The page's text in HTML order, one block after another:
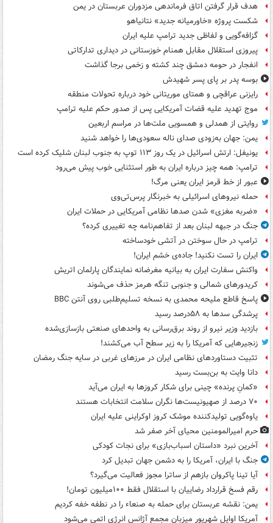
هدف قرار گرفتن اتاق‌ فرماندهی مزدوران عربستان در یمن
شکست پروژه «خاورمیانه جدید» نتانیاهو
گزافه‌گویی و لفاظی جدید ترامپ علیه ایران
پیروزی استقلال مقابل همنام خوزستانی در دیداری تدارکاتی
انفجار در حومه دمشق چند کشته و زخمی برجا گذاشت
بوسه‌ پدر بر پای پسر شهیدش
رایزنی عراقچی و همتای موریتانی خود درباره تحولات منطقه
موج تهدید علیه قضات آمریکایی پس از صدور حکم علیه ترامپ
روایتی از همدلی و همسویی ملت‌ها در مراسم اربعین
یمن: جهان به‌زودی صدای ناله سعودی‌ها را خواهد شنید
یونیفل: ارتش اسرائیل در یک روز ۱۱۳ توپ به جنوب لبنان شلیک کرده است
ترامپ: همه چیز درباره ایران به طور استثنایی خوب پیش می‌رود
عبور از خط قرمز ایران یعنی مرگ!
حمله نیروهای اسرائیلی به خبرنگار پرس‌تی‌وی
«ضربه مغزی» شدن صدها نظامی آمریکایی در حملات ایران
جنگ در جبهه لبنان بعد از تفاهم‌نامه چه تغییری کرده؟
ترامپ در حال سوختن در آتشی خودساخته
ایران را تست نکنید! جاده‌ی خشم ایران!
واکنش سفارت ایران به بیانیه مغرضانه نمایندگان پارلمان اتریش
کریدورهای شمالی و جنوبی تنگه هرمز حذف می‌شوند
پاسخ قاطع ملیحه محمدی به نسخه تسلیم‌طلبی روی آنتن BBC
پرشدگی سدها به ۵۸درصد رسید
بازدید وزیر نیرو از روند برق‌رسانی به واحدهای صنعتی بازسازی‌شده
زنجیرهایی که آمریکا را به زیر سطح آب می‌کشند!
تثبیت دستاوردهای نظامی ایران در مرزهای غربی در سایه جنگ رمضان
دانا وایت به بن‌بست رسید
«کمانِ پرنده» چینی برای شکار کروزها به ایران می‌آید
۷۰ درصد از صهیونیست‌ها نگران سلامت انتخابات هستند
یاوه‌گویی تولیدکننده موشک کروز اوکراینی علیه ایران
حرم امیرالمومنین محیای آخر صفر شد
آخرین نبرد «داستان اسباب‌بازی» برای نجات کودکی
جنگ با ایران، آمریکا را به دشمن جهان تبدیل کرد
آیا تینا پاکروان بازهم از ساترا مجوز فعالیت می‌گیرد؟
رقم فسخ قرارداد رضاییان با استقلال فقط ۱۰۰میلیون تومان!
یمن: نقشه عربستان برای حمله به صنعاء را در نطفه خفه کردیم
آمریکا اوایل شهریور میزبان مجمع آژانس انرژی اتمی می‌شود